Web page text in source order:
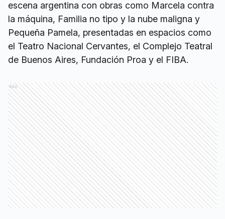
escena argentina con obras como Marcela contra
la máquina, Familia no tipo y la nube maligna y
Pequeña Pamela, presentadas en espacios como
el Teatro Nacional Cervantes, el Complejo Teatral
de Buenos Aires, Fundación Proa y el FIBA.
Ads